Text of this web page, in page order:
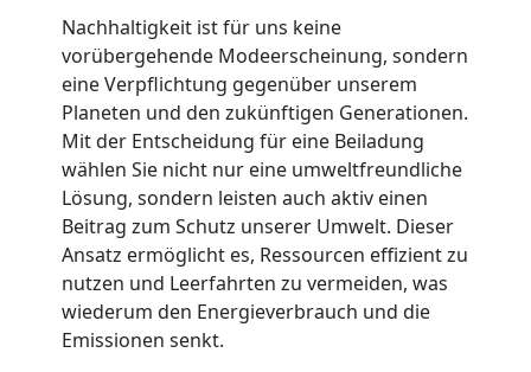
Nachhaltigkeit ist für uns keine
vorübergehende Modeerscheinung, sondern
eine Verpflichtung gegenüber unserem
Planeten und den zukünftigen Generationen.
Mit der Entscheidung für eine Beiladung
wählen Sie nicht nur eine umweltfreundliche
Lösung, sondern leisten auch aktiv einen
Beitrag zum Schutz unserer Umwelt. Dieser
Ansatz ermöglicht es, Ressourcen effizient zu
nutzen und Leerfahrten zu vermeiden, was
wiederum den Energieverbrauch und die
Emissionen senkt.
Klaviertransport
Wolfsberg
Privatumzug
Wolfsberg
Tresortransport